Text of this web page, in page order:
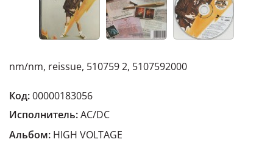
nm/nm, reissue, 510759 2, 5107592000
Код:00000183056
Исполнитель:AC/DC
Альбом: HIGH VOLTAGE